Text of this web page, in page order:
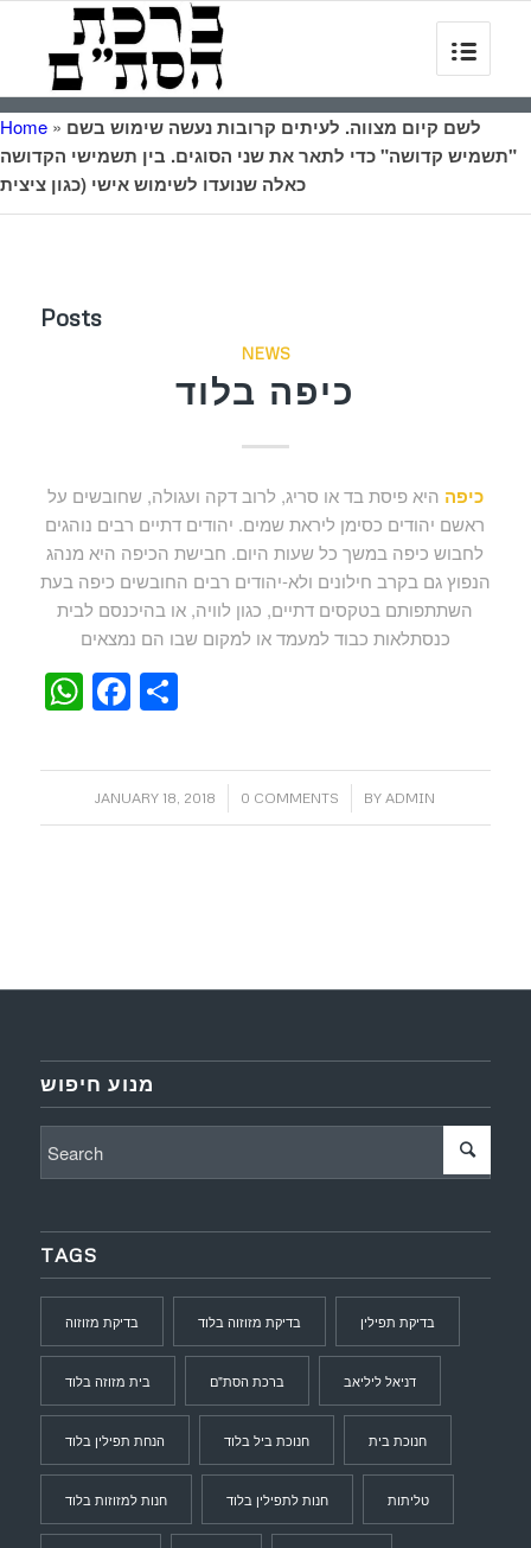
Home » לשם קיום מצווה. לעיתים קרובות נעשה שימוש בשם
"תשמיש קדושה" כדי לתאר את שני הסוגים. בין תשמישי הקדושה
כאלה שנועדו לשימוש אישי (כגון ציצית
Posts
NEWS
כיפה בלוד
כיפה היא פיסת בד או סריג, לרוב דקה ועגולה, שחובשים על
ראשם יהודים כסימן ליראת שמים. יהודים דתיים רבים נוהגים
לחבוש כיפה במשך כל שעות היום. חבישת הכיפה היא מנהג
הנפוץ גם בקרב חילונים ולא-יהודים רבים החובשים כיפה בעת
השתתפותם בטקסים דתיים, כגון לוויה, או בהיכנסם לבית
כנסתלאות כבוד למעמד או למקום שבו הם נמצאים
WhatsApp
Facebook
Share
JANUARY 18, 2018
/ 0 COMMENTS
/ BYADMIN
מנוע חיפוש
TAGS
בדיקת מזוזוה בדיקת מזוזוה בלוד בדיקת תפילין
בית מזוזה בלוד ברכת הסת"ם דניאל ליליאב
הנחת תפילין בלוד חנוכת ביל בלוד חנוכת בית
חנות למזוזות בלוד חנות לתפילין בלוד טליתות